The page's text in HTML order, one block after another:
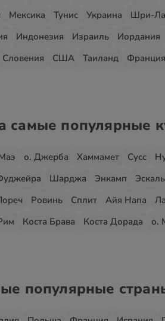
Мексика Тунис Украина Шри-
Индонезия Израиль Иордания
Словения США Таиланд Франция
самые популярные
о. Джерба Хаммамет Сусс
Шарджа Энкамп
Ровинь Сплит Айя Напа
Коста Брава Коста Дорада о.
популярные